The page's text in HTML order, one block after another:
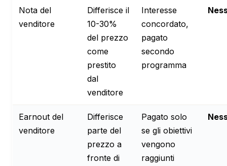
Nota del
venditore
Differisce il
10-30%
del prezzo
come
prestito
dal
venditore
Interesse
concordato,
pagato
secondo
programma
Earnout del
venditore
Differisce
parte del
prezzo a
fronte di
Pagato solo
se gli obiettivi
vengono
raggiunti